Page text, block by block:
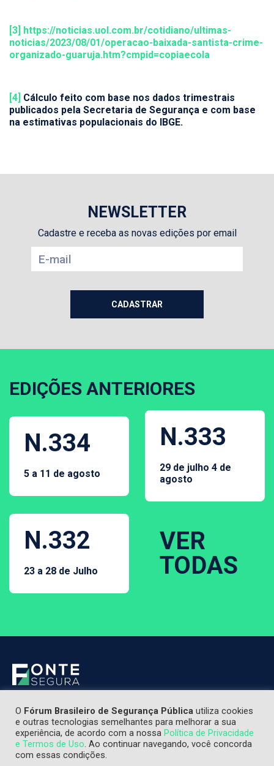
[3]
https://noticias.uol.com.br/cotidiano/ultimas-
noticias/2023/08/01/operacao-baixada-santista-crime-
organizado-guaruja.htm?cmpid=copiaecola
[4] Cálculo feito com base nos dados trimestrais
publicados pela Secretaria de Segurança e com base
na estimativas populacionais do IBGE.
NEWSLETTER
Cadastre e receba as novas edições por email
EDIÇÕES ANTERIORES
N.334
5 a 11 de agosto
N.333
29 de julho 4 de
agosto
N.332
23 a 28 de Julho
VER
TODAS
O Fórum Brasileiro de Segurança Pública utiliza cookies
e outras tecnologias semelhantes para melhorar a sua
experiência, de acordo com a nossa Política de Privacidade
e Termos de Uso. Ao continuar navegando, você concorda
com essas condições.